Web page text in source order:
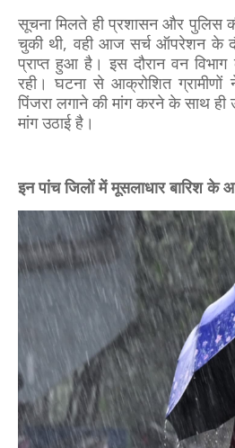
सूचना मिलते ही प्रशासन और पुलिस
चुकी थी, वही आज सर्च ऑपरेशन के
प्राप्त हुआ है। इस दौरान वन
रही। घटना से आक्रोशित
पिंजरा लगाने की मांग करने के साथ ही
मांग उठाई है।
इन पांच जिलों में मूसलाधार बारिश के